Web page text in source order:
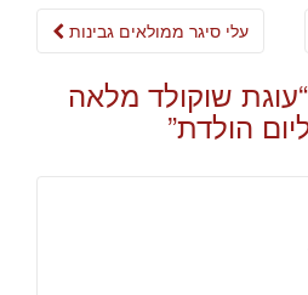
Post
עלי סיגר ממולאים גבינות
עוגת שוקולד מלאה
הולדת”